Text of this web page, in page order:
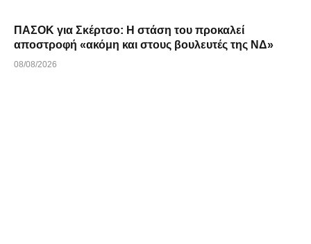
ΠΑΣΟΚ για Σκέρτσο: Η στάση του προκαλεί
αποστροφή «ακόμη και στους βουλευτές της ΝΔ»
08/08/2026